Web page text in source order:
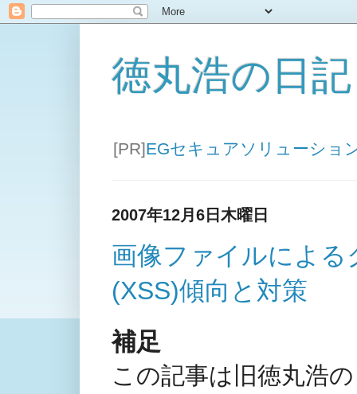
徳丸浩の日記
[PR]EGセキュアソリューショ
2007年12月6日木曜日
画像ファイルによ
(XSS)傾向と対策
補足
この記事は旧徳丸浩